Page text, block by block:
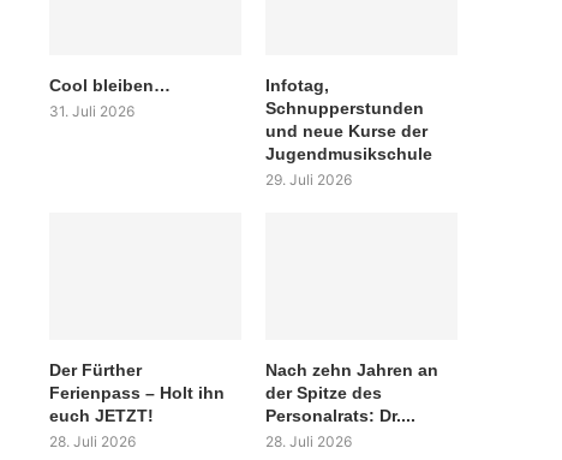
Cool bleiben…
31. Juli 2026
Infotag,
Schnupperstunden
und neue Kurse der
Jugendmusikschule
29. Juli 2026
Der Fürther
Ferienpass – Holt ihn
euch JETZT!
28. Juli 2026
Nach zehn Jahren an
der Spitze des
Personalrats: Dr....
28. Juli 2026